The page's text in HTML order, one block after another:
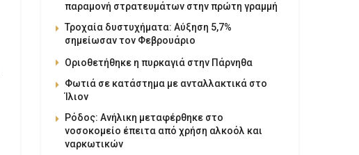
παραμονή στρατευμάτων στην πρώτη γραμμή
Τροχαία δυστυχήματα: Αύξηση 5,7%
σημείωσαν τον Φεβρουάριο
Οριοθετήθηκε η πυρκαγιά στην Πάρνηθα
Φωτιά σε κατάστημα με ανταλλακτικά στο
Ίλιον
Ρόδος: Ανήλικη μεταφέρθηκε στο
νοσοκομείο έπειτα από χρήση αλκοόλ και
ναρκωτικών